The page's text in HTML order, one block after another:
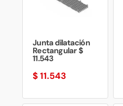
Junta dilatación
Rectangular $
11.543
$ 11.543